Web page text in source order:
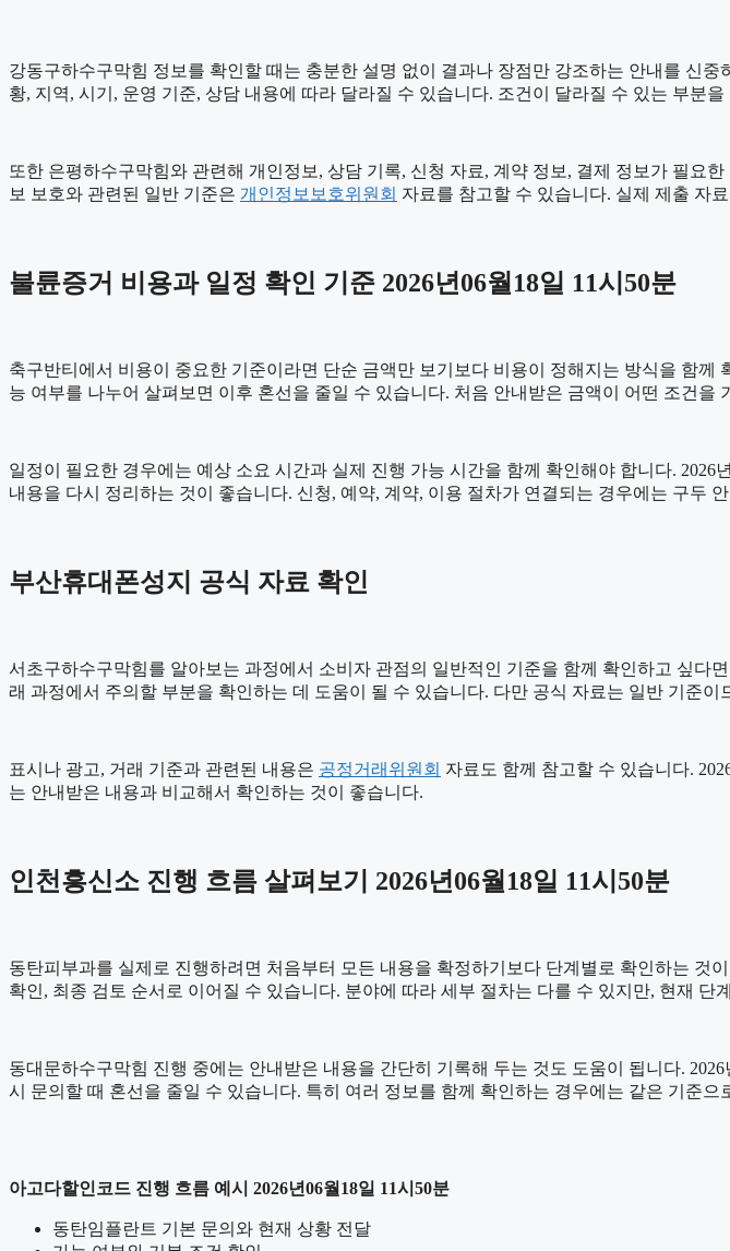
강동구하수구막힘 정보를 확인할 때는 충분한 설명 없이 결과나 장점만 강조하는 안내를 신
황, 지역, 시기, 운영 기준, 상담 내용에 따라 달라질 수 있습니다. 조건이 달라질 수 있는 부분
또한 은평하수구막힘와 관련해 개인정보, 상담 기록, 신청 자료, 계약 정보, 결제 정보가 필요
보 보호와 관련된 일반 기준은 개인정보보호위원회 자료를 참고할 수 있습니다. 실제 제출 자
불륜증거 비용과 일정 확인 기준 2026년06월18일 11시50분
축구반티에서 비용이 중요한 기준이라면 단순 금액만 보기보다 비용이 정해지는 방식을 함께
능 여부를 나누어 살펴보면 이후 혼선을 줄일 수 있습니다. 처음 안내받은 금액이 어떤 조건을
일정이 필요한 경우에는 예상 소요 시간과 실제 진행 가능 시간을 함께 확인해야 합니다.
내용을 다시 정리하는 것이 좋습니다. 신청, 예약, 계약, 이용 절차가 연결되는 경우에는 구두
부산휴대폰성지 공식 자료 확인
서초구하수구막힘를 알아보는 과정에서 소비자 관점의 일반적인 기준을 함께 확인하고 싶다면
래 과정에서 주의할 부분을 확인하는 데 도움이 될 수 있습니다. 다만 공식 자료는 일반 기준
표시나 광고, 거래 기준과 관련된 내용은 공정거래위원회 자료도 함께 참고할 수 있습니다.
는 안내받은 내용과 비교해서 확인하는 것이 좋습니다.
인천흥신소 진행 흐름 살펴보기 2026년06월18일 11시50분
동탄피부과를 실제로 진행하려면 처음부터 모든 내용을 확정하기보다 단계별로 확인하는 것
확인, 최종 검토 순서로 이어질 수 있습니다. 분야에 따라 세부 절차는 다를 수 있지만, 현재 단
동대문하수구막힘 진행 중에는 안내받은 내용을 간단히 기록해 두는 것도 도움이 됩니다.
시 문의할 때 혼선을 줄일 수 있습니다. 특히 여러 정보를 함께 확인하는 경우에는 같은 기준으
아고다할인코드 진행 흐름 예시 2026년06월18일 11시50분
동탄임플란트 기본 문의와 현재 상황 전달